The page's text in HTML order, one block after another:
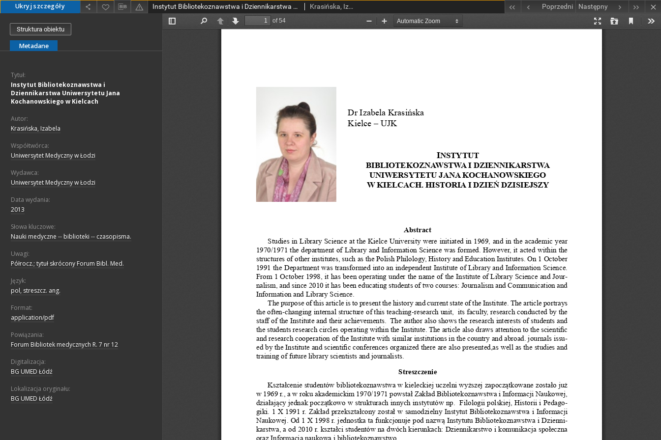
Ukryj szczegóły Instytut Bibliotekoznawstwa i Dziennikarstwa Uniwersytetu Jana Kochanowskiego w Kielcach Krasińska, Izabela Poprzedni Następny
Struktura obiektu
Metadane
Tytuł:
Instytut Bibliotekoznawstwa i
Dziennikarstwa Uniwersytetu Jana
Kochanowskiego w Kielcach
Autor:
Krasińska, Izabela
Współtwórca:
Uniwersytet Medyczny w Łodzi
Wydawca:
Uniwersytet Medyczny w Łodzi
Data wydania:
2013
Słowa kluczowe:
Nauki medyczne -- biblioteki -- czasopisma.
Uwagi:
Półrocz.; tytuł skrócony Forum Bibl. Med.
Język:
pol, streszcz. ang.
Format:
application/pdf
Powiązania:
Forum Bibliotek medycznych R. 7 nr 12
Digitalizacja:
BG UMED Łódź
Lokalizacja oryginału:
BG UMED Łódź